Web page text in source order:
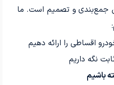
جمع‌بندی و تصمیم است. ما
اقساطی را ارائه دهیم
نگه داریم
باشیم